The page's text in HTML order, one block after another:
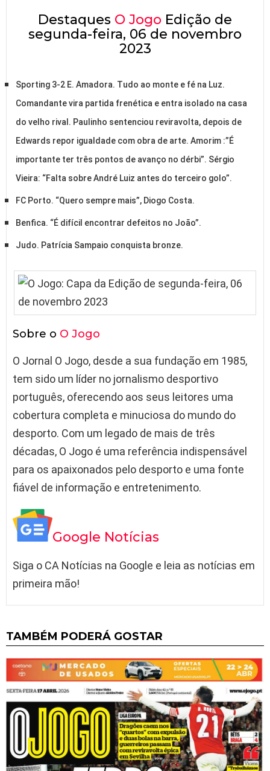
Destaques O Jogo Edição de
segunda-feira, 06 de novembro
2023
Sporting 3-2 E. Amadora. Tudo ao monte e fé na Luz.
Comandante vira partida frenética e entra isolado na casa
do velho rival. Paulinho sentenciou reviravolta, depois de
Edwards repor igualdade com obra de arte. Amorim :”É
importante ter três pontos de avanço no dérbi”. Sérgio
Vieira: “Falta sobre André Luiz antes do terceiro golo”.
FC Porto. “Quero sempre mais”, Diogo Costa.
Benfica. “É difícil encontrar defeitos no João”.
Judo. Patrícia Sampaio conquista bronze.
Sobre o O Jogo
O Jornal O Jogo, desde a sua fundação em 1985,
tem sido um líder no jornalismo desportivo
português, oferecendo aos seus leitores uma
cobertura completa e minuciosa do mundo do
desporto. Com um legado de mais de três
décadas, O Jogo é uma referência indispensável
para os apaixonados pelo desporto e uma fonte
fiável de informação e entretenimento.
Google Notícias
Siga o CA Notícias na Google e leia as notícias em
primeira mão!
TAMBÉM PODERÁ GOSTAR